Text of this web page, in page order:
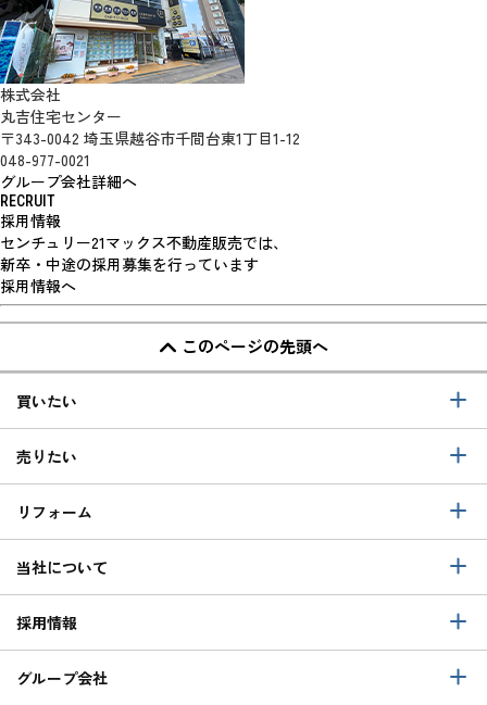
株式会社
丸吉住宅センター
〒343-0042 埼玉県越谷市千間台東1丁目1-12
048-977-0021
グループ会社詳細へ
RECRUIT
採用情報
センチュリー21マックス不動産販売では、
新卒・中途の採用募集を行っています
採用情報へ
このページの先頭へ
買いたい
売りたい
リフォーム
当社について
採用情報
グループ会社